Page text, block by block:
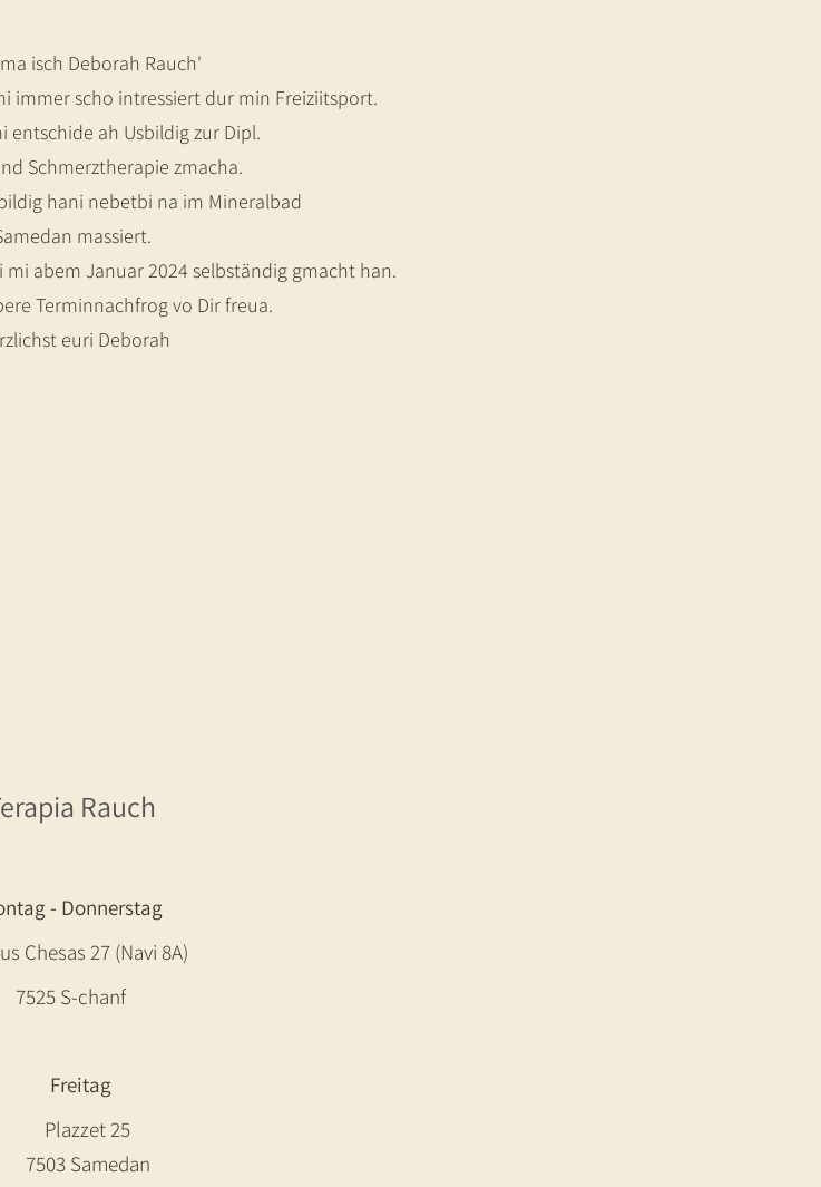
isch Deborah Rauch'
immer scho intressiert dur min Freiziitsport.
entschide ah Usbildig zur Dipl.
Schmerztherapie zmacha.
hani nebetbi na im Mineralbad
massiert.
abem Januar 2024 selbständig gmacht han.
Terminnachfrog vo Dir freua.
euri Deborah
Rauch
- Donnerstag
Chesas 27 (Navi 8A)
7525 S-chanf
Freitag
Plazzet 25
7503 Samedan